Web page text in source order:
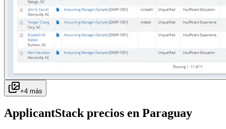
+4 más
ApplicantStack precios en Paraguay